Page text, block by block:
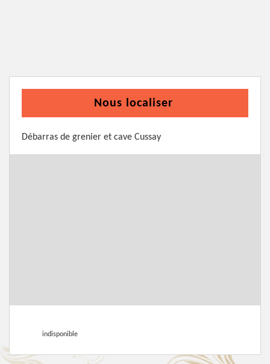
Nous localiser
Débarras de grenier et cave Cussay
indisponible